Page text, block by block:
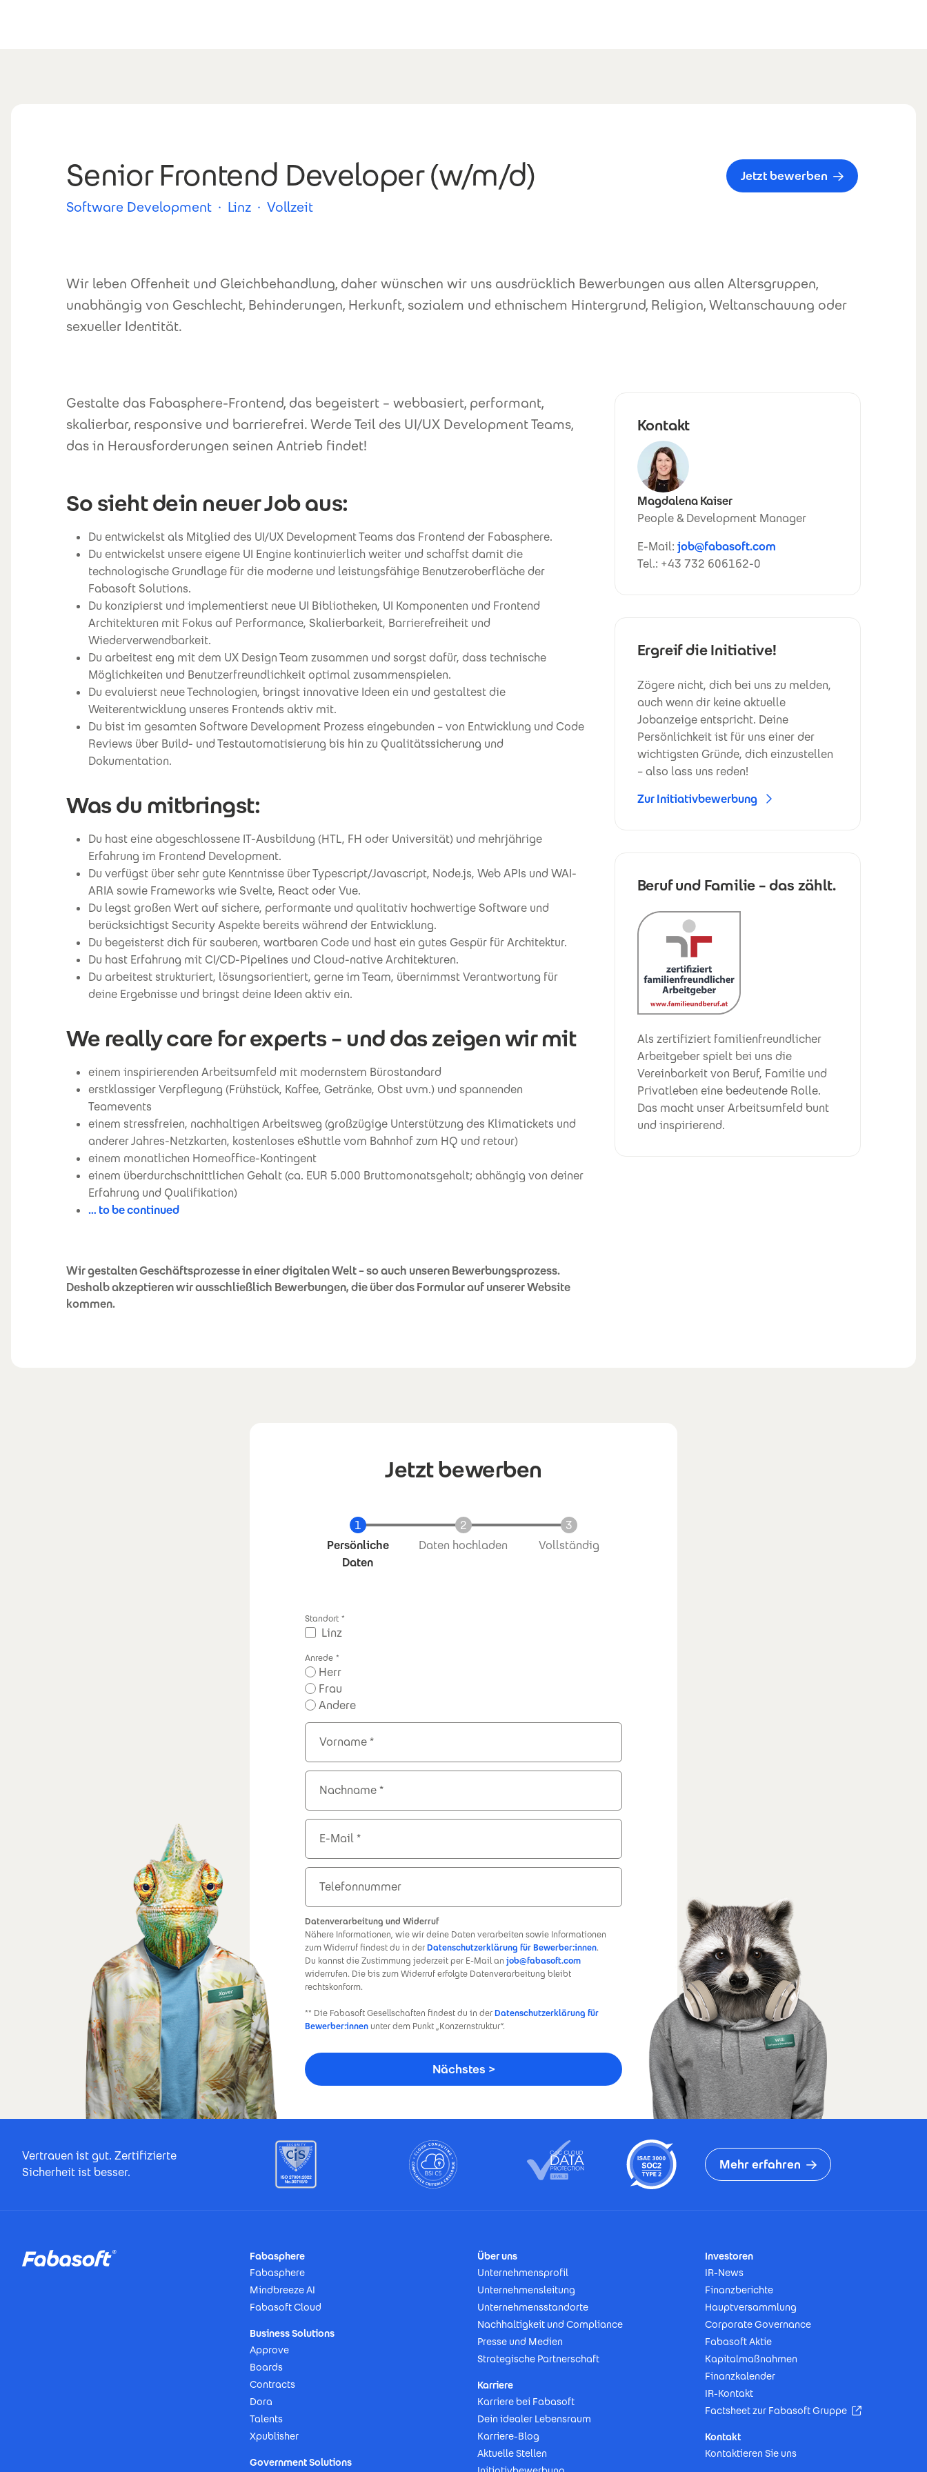
Senior Frontend Developer (w/m/d)
Software Development · Linz · Vollzeit
Jetzt bewerben
Wir leben Offenheit und Gleichbehandlung, daher wünschen wir uns ausdrücklich Bewerbungen aus allen Altersgruppen,
unabhängig von Geschlecht, Behinderungen, Herkunft, sozialem und ethnischem Hintergrund, Religion, Weltanschauung oder
sexueller Identität.
Gestalte das Fabasphere-Frontend, das begeistert – webbasiert, performant,
skalierbar, responsive und barrierefrei. Werde Teil des UI/UX Development Teams,
das in Herausforderungen seinen Antrieb findet!
So sieht dein neuer Job aus:
Du entwickelst als Mitglied des UI/UX Development Teams das Frontend der Fabasphere.
Du entwickelst unsere eigene UI Engine kontinuierlich weiter und schaffst damit die
technologische Grundlage für die moderne und leistungsfähige Benutzeroberfläche der
Fabasoft Solutions.
Du konzipierst und implementierst neue UI Bibliotheken, UI Komponenten und Frontend
Architekturen mit Fokus auf Performance, Skalierbarkeit, Barrierefreiheit und
Wiederverwendbarkeit.
Du arbeitest eng mit dem UX Design Team zusammen und sorgst dafür, dass technische
Möglichkeiten und Benutzerfreundlichkeit optimal zusammenspielen.
Du evaluierst neue Technologien, bringst innovative Ideen ein und gestaltest die
Weiterentwicklung unseres Frontends aktiv mit.
Du bist im gesamten Software Development Prozess eingebunden – von Entwicklung und Code
Reviews über Build- und Testautomatisierung bis hin zu Qualitätssicherung und
Dokumentation.
Was du mitbringst:
Du hast eine abgeschlossene IT-Ausbildung (HTL, FH oder Universität) und mehrjährige
Erfahrung im Frontend Development.
Du verfügst über sehr gute Kenntnisse über Typescript/Javascript, Node.js, Web APIs und WAI-
ARIA sowie Frameworks wie Svelte, React oder Vue.
Du legst großen Wert auf sichere, performante und qualitativ hochwertige Software und
berücksichtigst Security Aspekte bereits während der Entwicklung.
Du begeisterst dich für sauberen, wartbaren Code und hast ein gutes Gespür für Architektur.
Du hast Erfahrung mit CI/CD-Pipelines und Cloud-native Architekturen.
Du arbeitest strukturiert, lösungsorientiert, gerne im Team, übernimmst Verantwortung für
deine Ergebnisse und bringst deine Ideen aktiv ein.
We really care for experts – und das zeigen wir mit
einem inspirierenden Arbeitsumfeld mit modernstem Bürostandard
erstklassiger Verpflegung (Frühstück, Kaffee, Getränke, Obst uvm.) und spannenden
Teamevents
einem stressfreien, nachhaltigen Arbeitsweg (großzügige Unterstützung des Klimatickets und
anderer Jahres-Netzkarten, kostenloses eShuttle vom Bahnhof zum HQ und retour)
einem monatlichen Homeoffice-Kontingent
einem überdurchschnittlichen Gehalt (ca. EUR 5.000 Bruttomonatsgehalt; abhängig von deiner
Erfahrung und Qualifikation)
… to be continued
Wir gestalten Geschäftsprozesse in einer digitalen Welt – so auch unseren Bewerbungsprozess.
Deshalb akzeptieren wir ausschließlich Bewerbungen, die über das Formular auf unserer Website
kommen.
Kontakt
Magdalena Kaiser
People & Development Manager
E-Mail: job@fabasoft.com
Tel.: +43 732 606162-0
Ergreif die Initiative!
Zögere nicht, dich bei uns zu melden,
auch wenn dir keine aktuelle
Jobanzeige entspricht. Deine
Persönlichkeit ist für uns einer der
wichtigsten Gründe, dich einzustellen
– also lass uns reden!
Zur Initiativbewerbung
Beruf und Familie – das zählt.
Als zertifiziert familienfreundlicher
Arbeitgeber spielt bei uns die
Vereinbarkeit von Beruf, Familie und
Privatleben eine bedeutende Rolle.
Das macht unser Arbeitsumfeld bunt
und inspirierend.
Jetzt bewerben
Aktuell
Persönliche
Daten
Daten hochladen Vollständig
Standort
Linz
Anrede
Herr
Frau
Andere
Vorname
Nachname
E-Mail
Telefonnummer
Datenverarbeitung und Widerruf
Nähere Informationen, wie wir deine Daten verarbeiten sowie Informationen
zum Widerruf findest du in derDatenschutzerklärung für Bewerber:innen.
Du kannst die Zustimmung jederzeit per E-Mail an job@fabasoft.com
widerrufen. Die bis zum Widerruf erfolgte Datenverarbeitung bleibt
rechtskonform.
** Die Fabasoft Gesellschaften findest du in derDatenschutzerklärung für
Bewerber:innen unter dem Punkt „Konzernstruktur“.
Vertrauen ist gut. Zertifizierte
Sicherheit ist besser.
Mehr erfahren
Fabasphere
Fabasphere
Mindbreeze AI
Fabasoft Cloud
Business Solutions
Approve
Boards
Contracts
Dora
Talents
Xpublisher
Government Solutions
Über uns
Unternehmensprofil
Unternehmensleitung
Unternehmensstandorte
Nachhaltigkeit und Compliance
Presse und Medien
Strategische Partnerschaft
Karriere
Karriere bei Fabasoft
Dein idealer Lebensraum
Karriere-Blog
Aktuelle Stellen
Investoren
IR-News
Finanzberichte
Hauptversammlung
Corporate Governance
Fabasoft Aktie
Kapitalmaßnahmen
Finanzkalender
IR-Kontakt
Factsheet zur Fabasoft Gruppe
(Öffnet in
Kontakt
Kontaktieren Sie uns